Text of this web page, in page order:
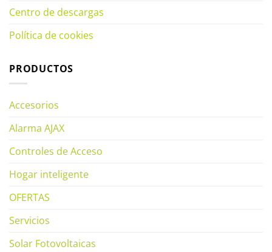
Centro de descargas
Política de cookies
PRODUCTOS
Accesorios
Alarma AJAX
Controles de Acceso
Hogar inteligente
OFERTAS
Servicios
Solar Fotovoltaicas